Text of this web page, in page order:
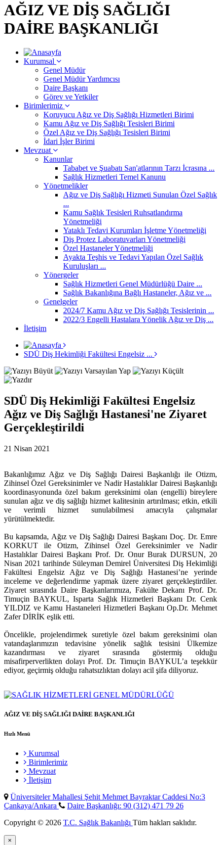
AĞIZ VE DİŞ SAĞLIĞI
DAİRE BAŞKANLIĞI
Kurumsal
Genel Müdür
Genel Müdür Yardımcısı
Daire Başkanı
Görev ve Yetkiler
Birimlerimiz
Koruyucu Ağız ve Diş Sağlığı Hizmetleri Birimi
Kamu Ağız ve Diş Sağlığı Tesisleri Birimi
Özel Ağız ve Diş Sağlığı Tesisleri Birimi
İdari İşler Birimi
Mevzuat
Kanunlar
Tababet ve Şuabatı San'atlarının Tarzı İcrasına ...
Sağlık Hizmetleri Temel Kanunu
Yönetmelikler
Ağız ve Diş Sağlığı Hizmeti Sunulan Özel Sağlık
...
Kamu Sağlık Tesisleri Ruhsatlandırma
Yönetmeliği
Yataklı Tedavi Kurumları İşletme Yönetmeliği
Diş Protez Laboratuvarları Yönetmeliği
Özel Hastaneler Yönetmeliği
Ayakta Teşhis ve Tedavi Yapılan Özel Sağlık
Kuruluşları ...
Yönergeler
Sağlık Hizmetleri Genel Müdürlüğü Daire ...
Sağlık Bakanlığına Bağlı Hastaneler, Ağız ve ...
Genelgeler
2024/7 Kamu Ağız ve Diş Sağlığı Tesislerinin ...
2022/3 Engelli Hastalara Yönelik Ağız ve Diş ...
İletişim
SDÜ Diş Hekimliği Fakültesi Engelsiz ...
SDÜ Diş Hekimliği Fakültesi Engelsiz
Ağız ve Diş Sağlığı Hastanesi'ne Ziyaret
Gerçekleştirildi
21 Nisan 2021
Bakanlığımız Ağız ve Diş Sağlığı Dairesi Başkanlığı ile Otizm,
Zihinsel Özel Gereksinimler ve Nadir Hastalıklar Dairesi Başkanlığı
koordinasyonunda özel bakım gereksinimi olan (engelli) bireylere
sunulan ağız ve diş sağlığı hizmet kalitesinin artırılması; etkin, etkili
ve verimli hizmet sunulabilmesi amacıyla çalışmalar
yürütülmektedir.
Bu kapsamda, Ağız ve Diş Sağlığı Dairesi Başkanı Doç. Dr. Emre
KORKUT ile Otizm, Zihinsel Özel Gereksinimler ve Nadir
Hastalıklar Dairesi Başkanı Prof. Dr. Onur Burak DURSUN, 20
Nisan 2021 tarihinde Süleyman Demirel Üniversitesi Diş Hekimliği
Fakültesi Engelsiz Ağız ve Diş Sağlığı Hastanesi’ne yerinde
inceleme ve değerlendirme yapmak üzere ziyaret gerçekleştirdiler.
Ziyaret sırasında Daire Başkanlarımıza, Fakülte Dekanı Prof. Dr.
Timuçin BAYKUL, Isparta Sağlık Hizmetleri Başkanı Dr. Cenk
YILDIZ ve Kamu Hastaneleri Hizmetleri Başkanı Op.Dr. Mehmet
Zafer DİRİK eşlik etti.
Öncelikle, projelendirmek suretiyle özel bakım gereksinimi olan
vatandaşlarımızın tedavisine yönelik sağlık tesisini Ülkemize
kazandırması ve ziyaret sırasında göstermiş olduğu
misafirperverlikten dolayı Prof. Dr. Timuçin BAYKUL’a teşekkür
ediyor, geçirmiş olduğu rahatsızlıktan dolayı acil şifa diliyoruz.
AĞIZ VE DİŞ SAĞLIĞI DAİRE BAŞKANLIĞI
Hızlı Menü
Kurumsal
Birimlerimiz
Mevzuat
İletişim
Üniversiteler Mahallesi Şehit Mehmet Bayraktar Caddesi No:3
Çankaya/Ankara
Daire Başkanlığı: 90 (312) 471 79 26
Copyright © 2026 T.C. Sağlık Bakanlığı Tüm hakları saklıdır.
×